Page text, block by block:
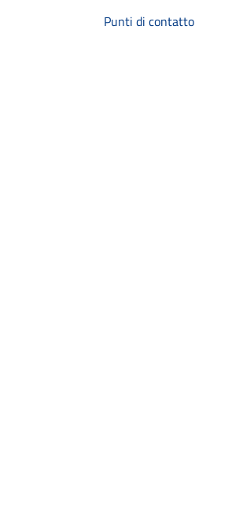
Punti di contatto